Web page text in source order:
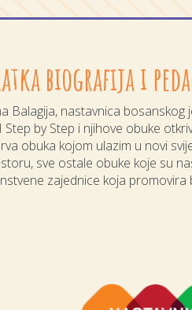
biografija i
Balagija, nastavnica bosanskog
Step by Step i njihove obuke
obuka kojom ulazim u novi
sve ostale obuke koje su
zajednice koja promovira